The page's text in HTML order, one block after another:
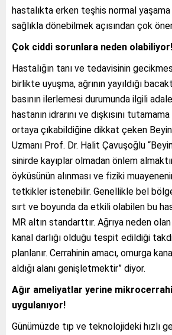
hastalıkta erken teşhis normal
sağlıkla dönebilmek açısından çok
Çok ciddi sorunlara neden olabiliyor!
Hastalığın tanı ve tedavisinin
birlikte uyuşma, ağrının yayıldığı
basının ilerlemesi durumunda ilgili
hastanın idrarını ve dışkısını
ortaya çıkabildiğine dikkat çeken
Uzmanı Prof. Dr. Halit Çavuşoğlu
sinirde kayıplar olmadan önlem
öyküsünün alınması ve fiziki
tetkikler istenebilir. Genellikle bel
sırt ve boyunda da etkili olabilen bu
MR altın standarttır. Ağrıya neden
kanal darlığı olduğu tespit edildiği
planlanır. Cerrahinin amacı, omurga
aldığı alanı genişletmektir” diyor.
Ağır ameliyatlar yerine
uygulanıyor!
Günümüzde tıp ve teknolojideki hızlı